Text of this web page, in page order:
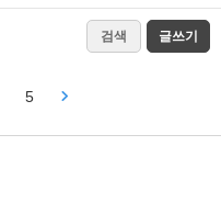
검색 글쓰기
5